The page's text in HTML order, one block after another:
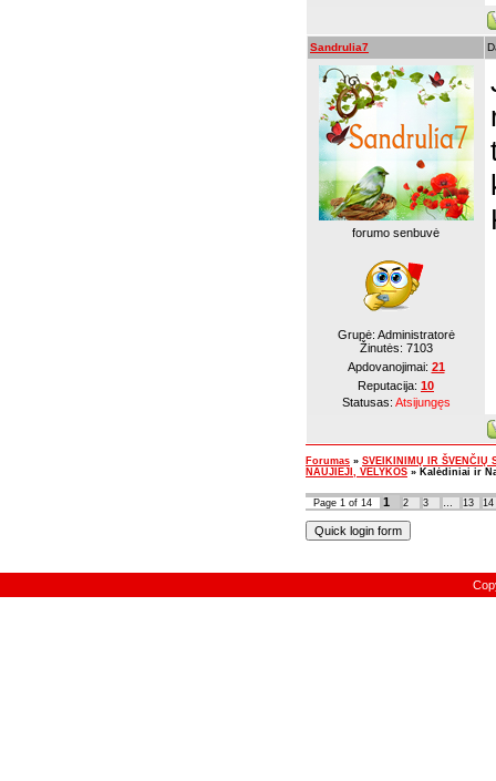
Sandrulia7
forumo senbuvė
Grupė: Administratorė
Žinutės: 7103
Apdovanojimai: 21
Reputacija: 10
Statusas: Atsijungęs
Forumas » SVEIKINIMŲ IR
NAUJIEJI, VELYKOS » Kalėdiniai ir
Page 1 of 14 1 2 3 … 13 14